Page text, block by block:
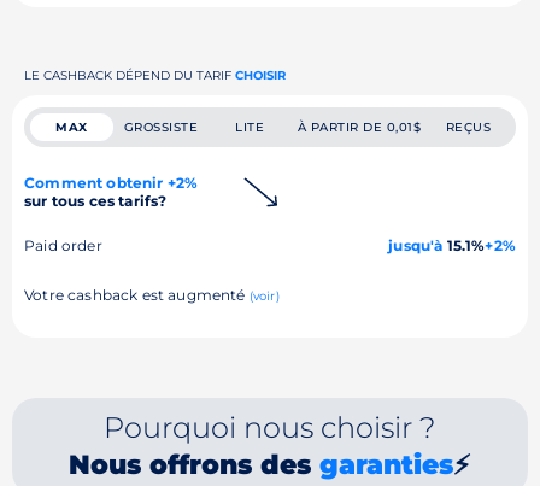
LE CASHBACK DÉPEND DU TARIF CHOISIR
MAX GROSSISTE LITE À PARTIR DE 0,01$ REÇUS
Comment obtenir +2%
sur tous ces tarifs?
Paid order jusqu'à 15.1%+2%
Votre cashback est augmenté (voir)
Pourquoi nous choisir ?
Nous offrons desgaranties⚡